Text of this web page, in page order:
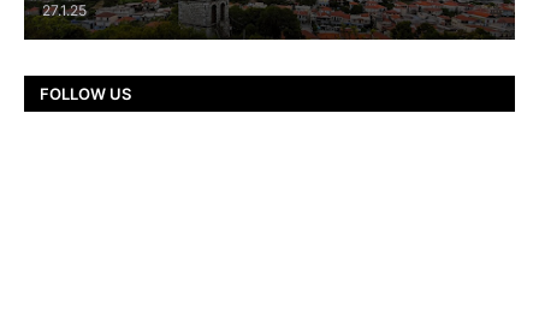
27.1.25
FOLLOW US